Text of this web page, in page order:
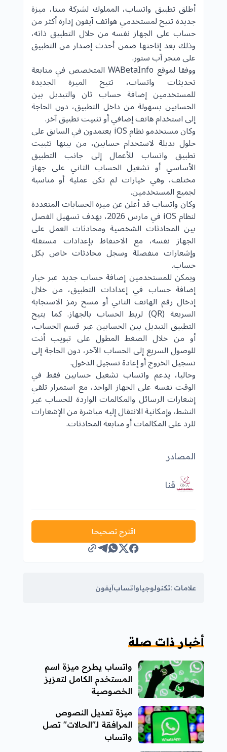
أطلق تطبيق واتساب، المملوك لشركة ميتا، ميزة
جديدة تتيح لمستخدمي هواتف آيفون إدارة أكثر من
حساب على الجهاز نفسه من خلال التطبيق ذاته،
وذلك بعد إتاحتها ضمن أحدث إصدار من التطبيق
على متجر آب ستور.
ووفقا لموقع WABetaInfo المتخصص في متابعة
تحديثات واتساب، تتيح الميزة الجديدة
للمستخدمين إضافة حساب ثان والتبديل بين
الحسابين بسهولة من داخل التطبيق، دون الحاجة
إلى استخدام هاتف إضافي أو تثبيت تطبيق آخر.
وكان مستخدمو نظام iOS يعتمدون في السابق على
حلول بديلة لاستخدام حسابين، من بينها تثبيت
تطبيق واتساب للأعمال إلى جانب التطبيق
الأساسي أو تشغيل الحساب الثاني على جهاز
مختلف، وهي خيارات لم تكن عملية أو مناسبة
لجميع المستخدمين.
وكان واتساب قد أعلن عن ميزة الحسابات المتعددة
لنظام iOS في مارس 2026، بهدف تسهيل الفصل
بين المحادثات الشخصية ومحادثات العمل على
الجهاز نفسه، مع الاحتفاظ بإعدادات مستقلة
وإشعارات منفصلة وسجل محادثات خاص بكل
حساب.
ويمكن للمستخدمين إضافة حساب جديد عبر خيار
إضافة حساب في إعدادات التطبيق، من خلال
إدخال رقم الهاتف الثاني أو مسح رمز الاستجابة
السريعة (QR) لربط الحساب بالجهاز. كما يتيح
التطبيق التبديل بين الحسابين عبر قسم الحساب،
أو من خلال الضغط المطول على تبويب أنت
للوصول السريع إلى الحساب الآخر، دون الحاجة إلى
تسجيل الخروج أو إعادة تسجيل الدخول.
وحاليا، يدعم واتساب تشغيل حسابين فقط في
الوقت نفسه على الجهاز الواحد، مع استمرار تلقي
إشعارات الرسائل والمكالمات الواردة للحساب غير
النشط، وإمكانية الانتقال إليه مباشرة من الإشعارات
للرد على المكالمات أو متابعة المحادثات.
المصادر
قنا
اقترح تصحيحا
علامات :تكنولوجياواتسابآيفون
أخبار ذات صلة
واتساب يطرح ميزة اسم
المستخدم الكامل لتعزيز
الخصوصية
ميزة تعديل النصوص
المرافقة لـ"الحالات" تصل
واتساب